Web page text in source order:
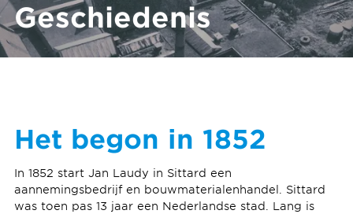
Geschiedenis
Het begon in 1852
In 1852 start Jan Laudy in Sittard een
aannemingsbedrijf en bouwmaterialenhandel. Sittard
was toen pas 13 jaar een Nederlandse stad. Lang is